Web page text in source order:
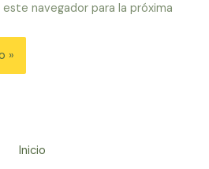
navegador para la próxima
Inicio